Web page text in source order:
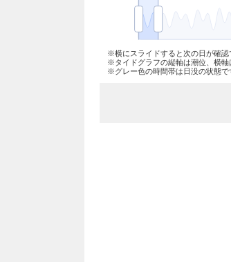
※横にスライドすると次の日が確認
※タイドグラフの縦軸は潮位、横軸
※グレー色の時間帯は日没の状態で